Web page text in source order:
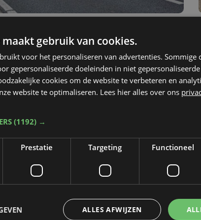
Heb je een taal- of schrijffout opgemerkt in dit
maakt gebruik van cookies.
voor het personaliseren van advertenties. Sommige
gepersonaliseerde doeleinden in niet
cookies om de website te verbeteren en
website te optimaliseren. Lees hier alles over ons
(1192) →
Prestatie Targeting Functioneel
ALLES AFWIJZEN